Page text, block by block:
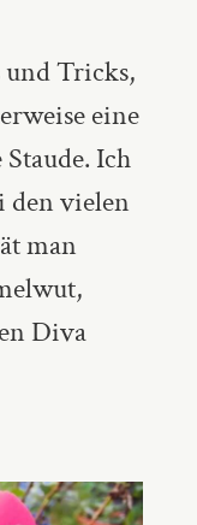
und Tricks,
eine
Ich
den vielen
man
Diva